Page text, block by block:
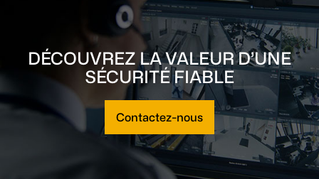
DÉCOUVREZ LA VALEUR D’UNE
SÉCURITÉ FIABLE
Contactez-nous